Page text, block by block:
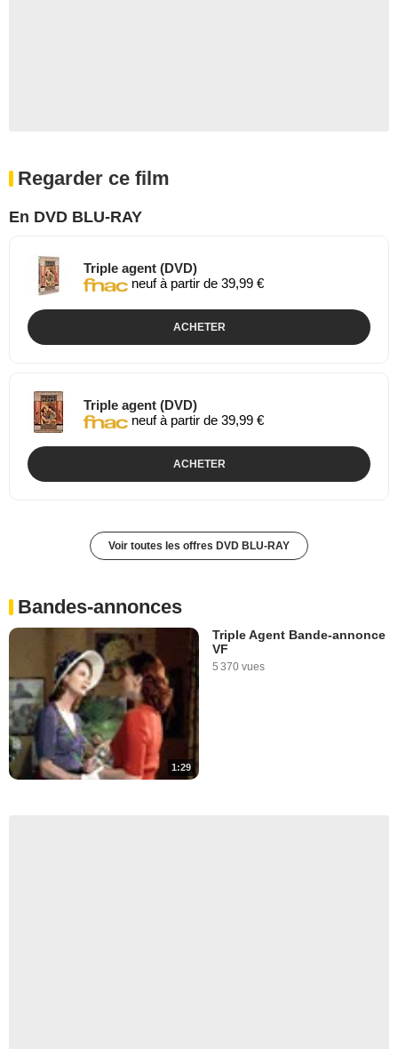
Regarder ce film
En DVD BLU-RAY
Triple agent (DVD)
neuf à partir de 39,99 €
ACHETER
Triple agent (DVD)
neuf à partir de 39,99 €
ACHETER
Voir toutes les offres DVD BLU-RAY
Bandes-annonces
1:29
Triple Agent Bande-annonce
VF
5 370 vues